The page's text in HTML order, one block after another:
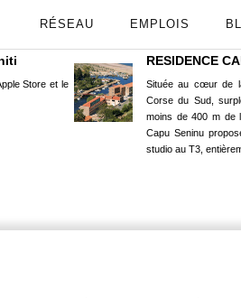
RÉSEAU EMPLOIS
Store et le
RESIDENCE
Située au cœur de
Corse du Sud,
moins de 400 m de
Capu Seninu
studio au T3,